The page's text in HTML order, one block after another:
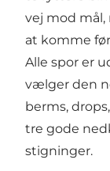
vej mod
at komme
Alle spor er
vælger den
berms,
tre gode
stigninger.